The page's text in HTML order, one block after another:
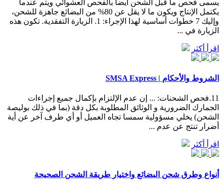
يسمى فحص ما قبل الشحن أيضاً بالفحص العشوائي ويتم عندما
يكتمل الإنتاج ويكون ما لا يقل عن 80% من البضائع جاهزة للشحن،
وإليك 7 خطوات أساسية لهذا الإجراء: 1. الزيارة التفقدية. تكون هذه
الزيارة في ...
اقرأ أكثر
الشروط والأحكام | SMSA Express
11.فحص الشحنات: ... إن عدم الإلتزام بإكمال جميع إجراءات
الجمارك الضرورية و الوثائق المطلوبة بكل دقة (بما في ذلك بوليصة
الشحن) يخلي مسؤولية سمسا تجاه العميل أو أي طرف آخر عن أية
أضرار تنتج عن عدم ...
اقرأ أكثر
أنواع وطرق شحن البضائع واختيار طريقة الشحن الصحيحة